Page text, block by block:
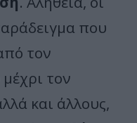
που
τον
μέχρι τον
και άλλους,